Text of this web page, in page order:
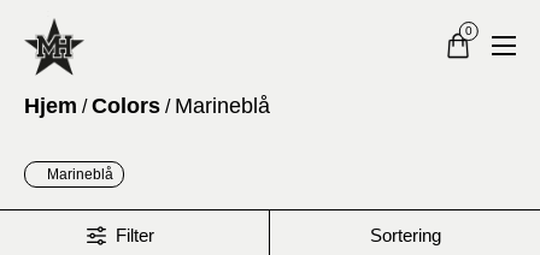
0
Hjem / Colors / Marineblå
Marineblå
Sortering
Filter